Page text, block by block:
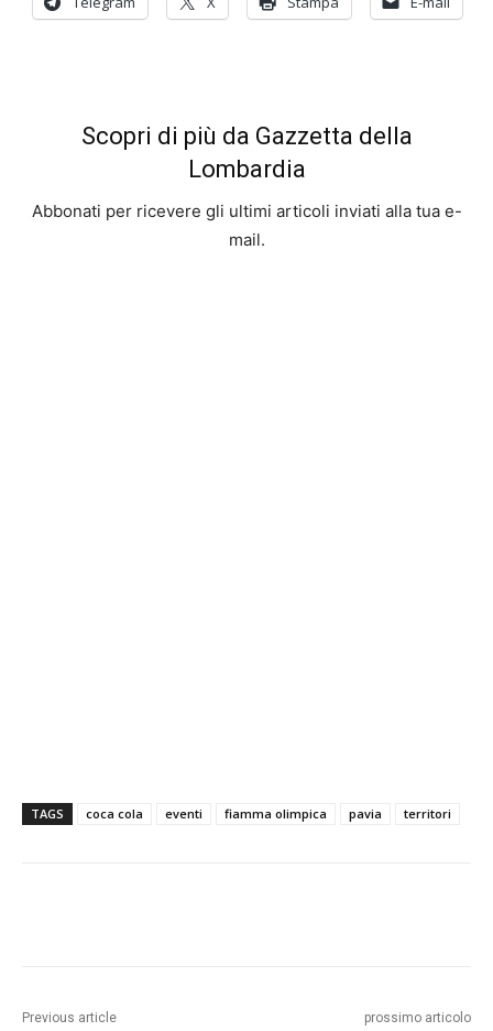
Scopri di più da Gazzetta della
Lombardia
Abbonati per ricevere gli ultimi articoli inviati alla tua e-
mail.
TAGS coca cola eventi fiamma olimpica pavia territori
Previous article prossimo articolo